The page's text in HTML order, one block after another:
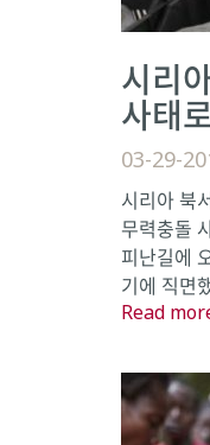
시리
사태
03-29-
시리아 북
무력충돌
피난길에
기에 직면
Read